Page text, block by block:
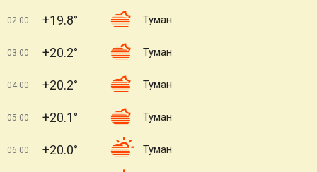
02:00 +19.8° Туман
03:00 +20.2° Туман
04:00 +20.2° Туман
05:00 +20.1° Туман
06:00 +20.0° Туман